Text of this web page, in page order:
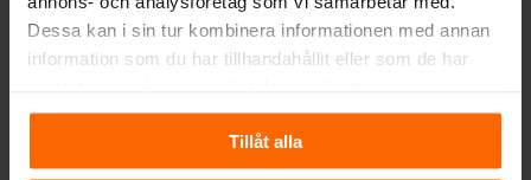
Dessa kan i sin tur kombinera informationen med annan
information som du har tillhandahållit eller som de har
Tillåt alla